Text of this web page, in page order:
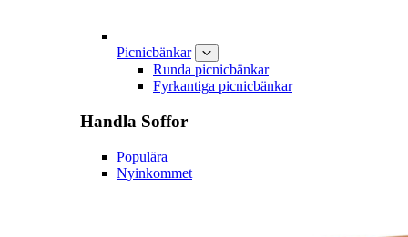
Picnicbänkar
Runda picnicbänkar
Fyrkantiga picnicbänkar
Handla Soffor
Populära
Nyinkommet